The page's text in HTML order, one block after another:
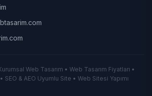
Web Tasarım • Web Tasarım Fiyatları •
& AEO Uyumlu Site • Web Sitesi Yapımı